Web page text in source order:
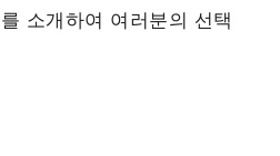
소개하여 여러분의 선택